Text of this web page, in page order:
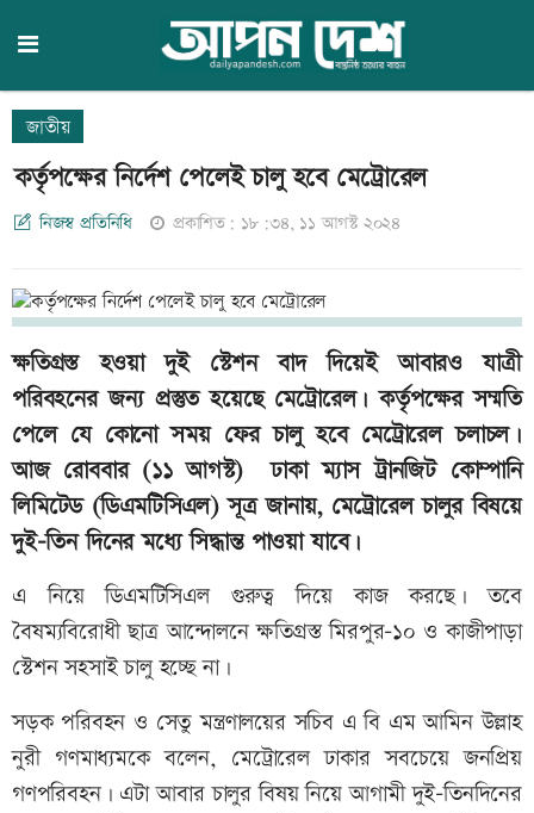
জাতীয়
কর্তৃপক্ষের নির্দেশ পেলেই চালু হবে মেট্রোরেল
নিজস্ব প্রতিনিধি প্রকাশিত: ১৮:৩৪, ১১ আগস্ট ২০২৪
ক্ষতিগ্রস্ত হওয়া দুই স্টেশন বাদ দিয়েই আবারও যাত্রী
পরিবহনের জন্য প্রস্তুত হয়েছে মেট্রোরেল। কর্তৃপক্ষের সম্মতি
পেলে যে কোনো সময় ফের চালু হবে মেট্রোরেল চলাচল।
আজ রোববার (১১ আগস্ট) ঢাকা ম্যাস ট্রানজিট কোম্পানি
লিমিটেড (ডিএমটিসিএল) সূত্র জানায়, মেট্রোরেল চালুর বিষয়ে
দুই-তিন দিনের মধ্যে সিদ্ধান্ত পাওয়া যাবে।
এ নিয়ে ডিএমটিসিএল গুরুত্ব দিয়ে কাজ করছে। তবে
বৈষম্যবিরোধী ছাত্র আন্দোলনে ক্ষতিগ্রস্ত মিরপুর-১০ ও কাজীপাড়া
স্টেশন সহসাই চালু হচ্ছে না।
সড়ক পরিবহন ও সেতু মন্ত্রণালয়ের সচিব এ বি এম আমিন উল্লাহ
নুরী গণমাধ্যমকে বলেন, মেট্রোরেল ঢাকার সবচেয়ে জনপ্রিয়
গণপরিবহন। এটা আবার চালুর বিষয় নিয়ে আগামী দুই-তিনদিনের